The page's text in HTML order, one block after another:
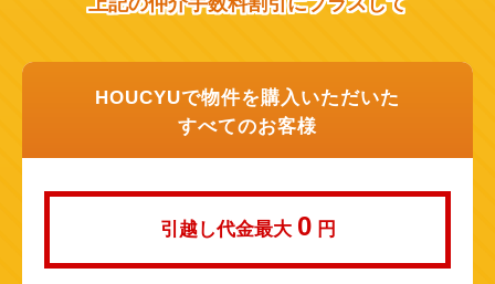
HOUCYUで物件を購入いただいた
すべてのお客様
引越し代金最大 0 円